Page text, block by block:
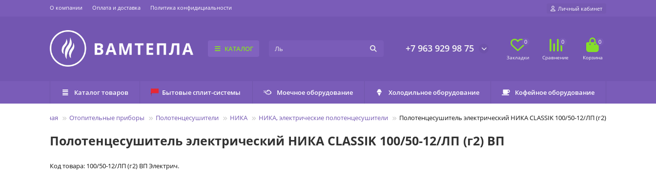
О компании Оплата и доставка Политика конфидициальности Личный кабинет
КАТАЛОГ +7 963 929 98 75
0 0 0
Каталог товаров Бытовые сплит-системы Моечное оборудование Холодильное оборудование Кофейное оборудование
Главная Отопительные приборы Полотенцесушители НИКА НИКА, электрические полотенцесушители Полотенцесушитель электрический НИКА CLASSIK 100/50-12/ЛП (г2) ВП
Полотенцесушитель электрический НИКА CLASSIK 100/50-12/ЛП (г2) ВП
Код товара: 100/50-12/ЛП (г2) ВП Электрич.